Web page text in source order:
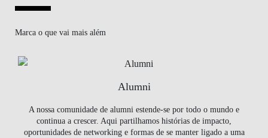
Marca o que vai mais além
Alumni
A nossa comunidade de alumni estende-se por todo o mundo e
continua a crescer. Aqui partilhamos histórias de impacto,
oportunidades de networking e formas de se manter ligado a uma